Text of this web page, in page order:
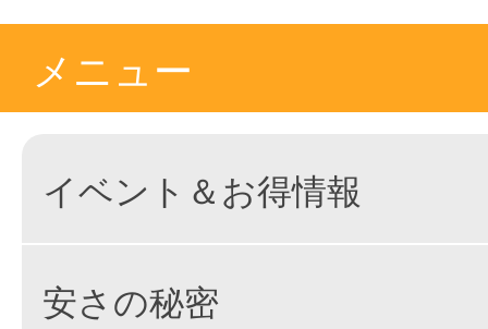
メニュー
イベント＆お得情報
安さの秘密